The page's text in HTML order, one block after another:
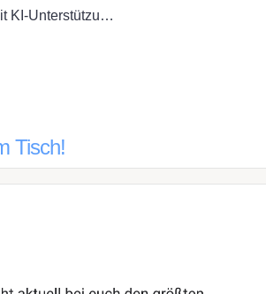
KI-Unterstützu…
Tisch!